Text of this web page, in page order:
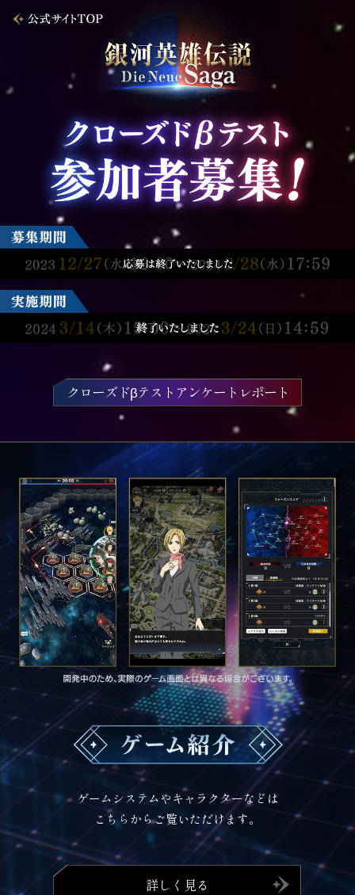
クローズドβテストアンケートレポート
ゲームシステムやキャラクターなどは
こちらからご覧いただけます。
詳しく見る